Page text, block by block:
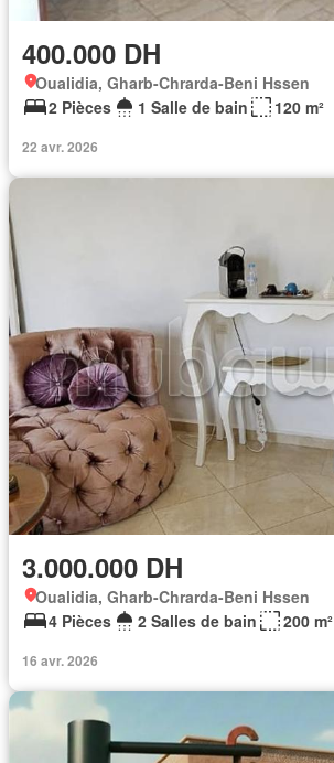
400.000 DH
Oualidia, Gharb-Chrarda-Beni Hssen
2 Pièces
1 Salle de bain 120 m²
22 avr. 2026
3.000.000 DH
Oualidia, Gharb-Chrarda-Beni Hssen
4 Pièces
2 Salles de bain 200 m²
16 avr. 2026